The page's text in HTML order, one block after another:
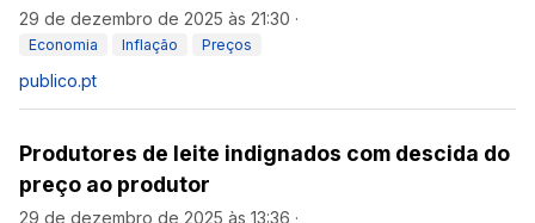
29 de dezembro de 2025 às 21:30 ·
Economia Inflação Preços
publico.pt
Produtores de leite indignados com descida do
preço ao produtor
29 de dezembro de 2025 às 13:36 ·